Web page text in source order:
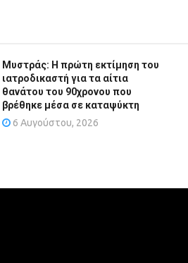
Μυστράς: Η πρώτη εκτίμηση του
ιατροδικαστή για τα αίτια
θανάτου του 90χρονου που
βρέθηκε μέσα σε καταψύκτη
6 Αυγούστου, 2026